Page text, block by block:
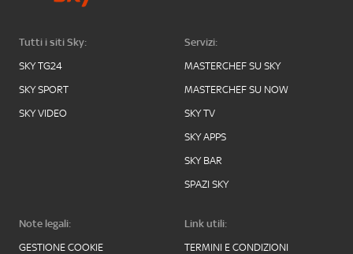
Tutti i siti Sky:
SKY TG24
SKY SPORT
SKY VIDEO
Servizi:
MASTERCHEF SU SKY
MASTERCHEF SU NOW
SKY TV
SKY APPS
SKY BAR
SPAZI SKY
Note legali:
GESTIONE COOKIE
Link utili:
TERMINI E CONDIZIONI